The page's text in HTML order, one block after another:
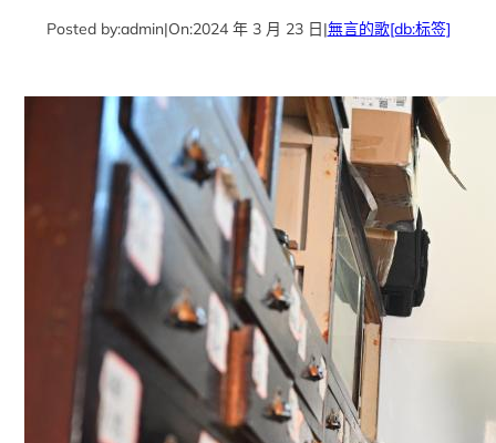
Posted by:admin|On:2024 年 3 月 23 日|無言的歌[db:标签]